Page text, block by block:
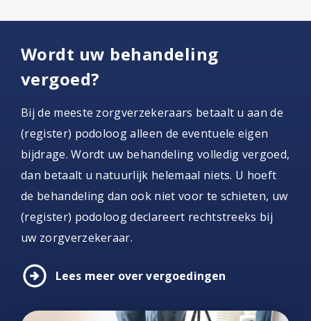
Wordt uw behandeling
vergoed?
Bij de meeste zorgverzekeraars betaalt u aan de
(register) podoloog alleen de eventuele eigen
bijdrage. Wordt uw behandeling volledig vergoed,
dan betaalt u natuurlijk helemaal niets. U hoeft
de behandeling dan ook niet voor te schieten, uw
(register) podoloog declareert rechtstreeks bij
uw zorgverzekeraar.
arrow_circle_right Lees meer over vergoedingen